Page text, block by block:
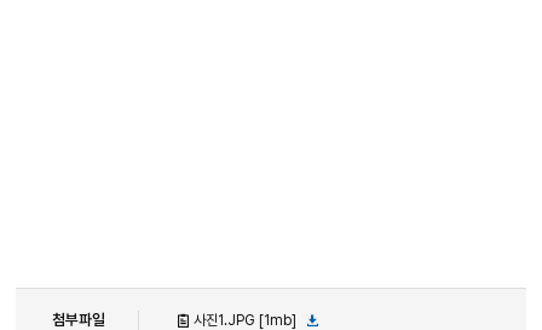
첨부파일 사진1.JPG [1mb]